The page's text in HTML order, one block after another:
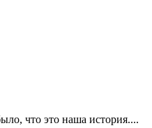
что это наша история....